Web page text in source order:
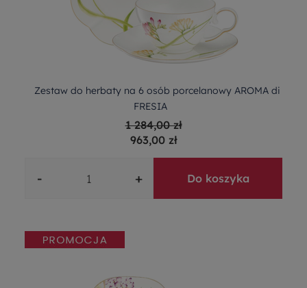
Zestaw do herbaty na 6 osób porcelanowy AROMA di
FRESIA
1 284,00 zł
963,00 zł
- + Do koszyka